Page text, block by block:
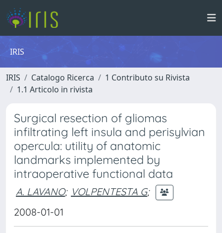
IRIS
IRIS Catalogo Ricerca
1 Contributo su Rivista
1.1 Articolo in rivista
Surgical resection of gliomas
infiltrating left insula and perisylvian
opercula: utility of anatomic
landmarks implemented by
intraoperative functional data
A. LAVANO; VOLPENTESTA G;
2008-01-01